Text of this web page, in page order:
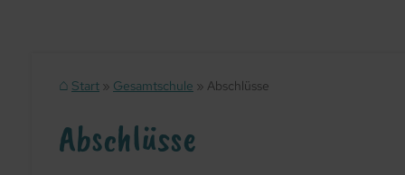
Start Gesamtschule Abschlüsse
Abschlüsse